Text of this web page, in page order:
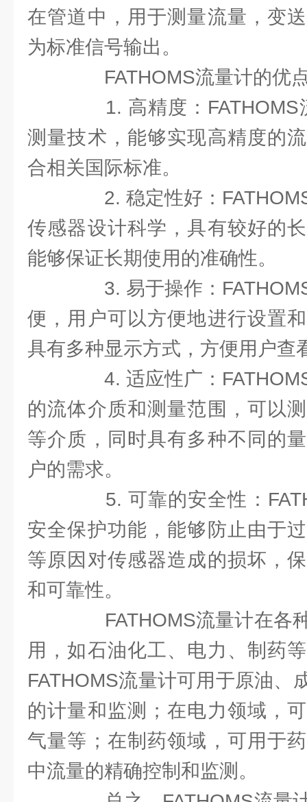
在管道中，用于测量流量，变
为标准信号输出。
FATHOMS流量计的优
1. 高精度：FATHOMS
测量技术，能够实现高精度的
合相关国际标准。
2. 稳定性好：
传感器设计科学，具有较好的
能够保证长期使用的准确性。
3. 易于操作：
便，用户可以方便地进行设置
具有多种显示方式，方便用户查
4. 适应性广：
的流体介质和测量范围，可以
等介质，同时具有多种不同的
户的需求。
5. 可靠的安全性：
安全保护功能，能够防止由于
等原因对传感器造成的损坏，
和可靠性。
FATHOMS流量计在各
用，如石油化工、电力、制药
FATHOMS流量计可用于原油、
的计量和监测；在电力领域，
气量等；在制药领域，可用于
中流量的精确控制和监测。